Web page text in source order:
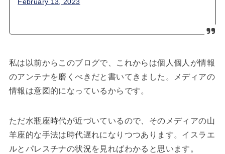
私は以前からこのブログで、これからは個人個人が情報
のアンテナを磨くべきだと書いてきました。メディアの
情報は意図的になっているからです。
ただ水瓶座時代が近づいているので、そのメディアの山
羊座的な手法は時代遅れになりつつあります。イスラエ
ルとパレスチナの状況を見ればわかると思います。